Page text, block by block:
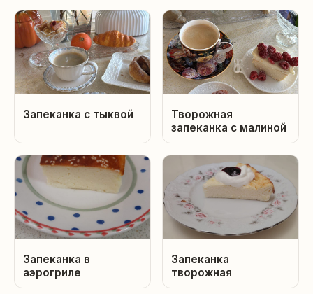
Запеканка с тыквой
Творожная
запеканка с малиной
Запеканка в
аэрогриле
Запеканка
творожная